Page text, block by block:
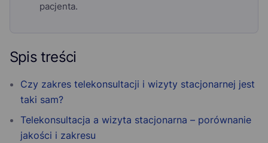
pacjenta.
Spis treści
Czy zakres telekonsultacji i wizyty stacjonarnej jest
taki sam?
Telekonsultacja a wizyta stacjonarna – porównanie
jakości i zakresu